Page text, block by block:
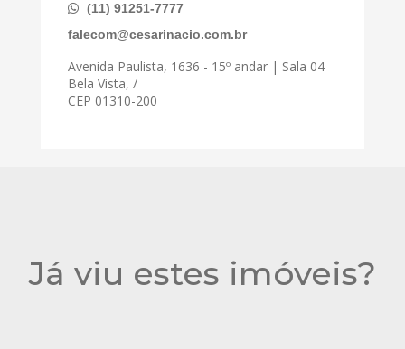
(11) 91251-7777
falecom@cesarinacio.com.br
Avenida Paulista, 1636 - 15º andar | Sala 04
Bela Vista, /
CEP 01310-200
Já viu estes imóveis?